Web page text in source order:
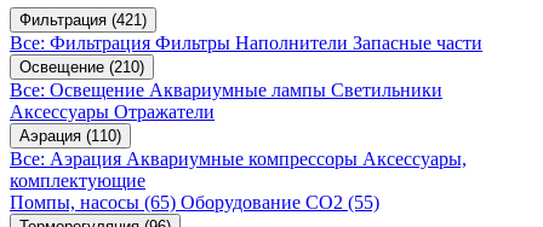
Фильтрация (421)
Все: Фильтрация Фильтры Наполнители Запасные части
Освещение (210)
Все: Освещение Аквариумные лампы Светильники
Аксессуары Отражатели
Аэрация (110)
Все: Аэрация Аквариумные компрессоры Аксессуары,
комплектующие
Помпы, насосы (65) Оборудование CO2 (55)